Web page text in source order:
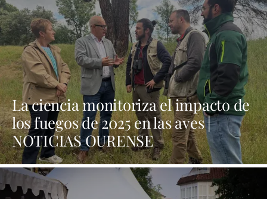
La ciencia monitoriza el impacto de
los fuegos de 2025 en las aves |
NOTICIAS OURENSE